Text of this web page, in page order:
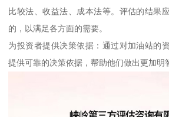
比较法、收益法、成本法等。评估的结果
的，以满足各方面的需要。
为投资者提供决策依据：通过对加油站的
提供可靠的决策依据，帮助他们做出更加明